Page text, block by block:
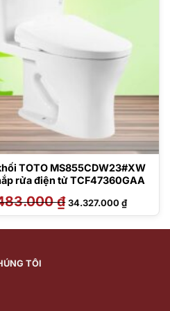
TOTO MS855CDW23#XW
rửa điện tử TCF47360GAA
₫ Giá
gốc
là:
34.327.000₫Giá
hiện
tại
TÔI